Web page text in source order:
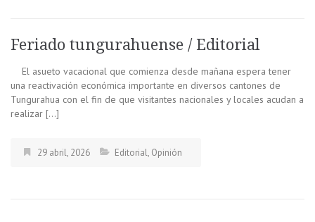
Feriado tungurahuense / Editorial
El asueto vacacional que comienza desde mañana espera tener
una reactivación económica importante en diversos cantones de
Tungurahua con el fin de que visitantes nacionales y locales acudan a
realizar […]
29 abril, 2026 Editorial, Opinión